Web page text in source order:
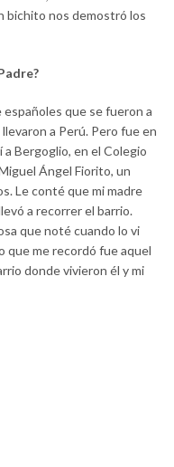
bichito nos demostró los
españoles que se fueron a
a Perú. Pero fue en
a Bergoglio, en el Colegio
Ángel Fiorito, un
Le conté que mi madre
a recorrer el barrio.
que noté cuando lo vi
que me recordó fue aquel
donde vivieron él y mi